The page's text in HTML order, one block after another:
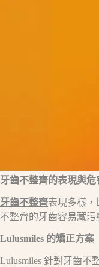
牙齒不整齊的表現與危
牙齒不整齊表現多樣
不整齊的牙齒容易藏污
Lulusmiles 的矯正方案​
Lulusmiles 針對牙齒